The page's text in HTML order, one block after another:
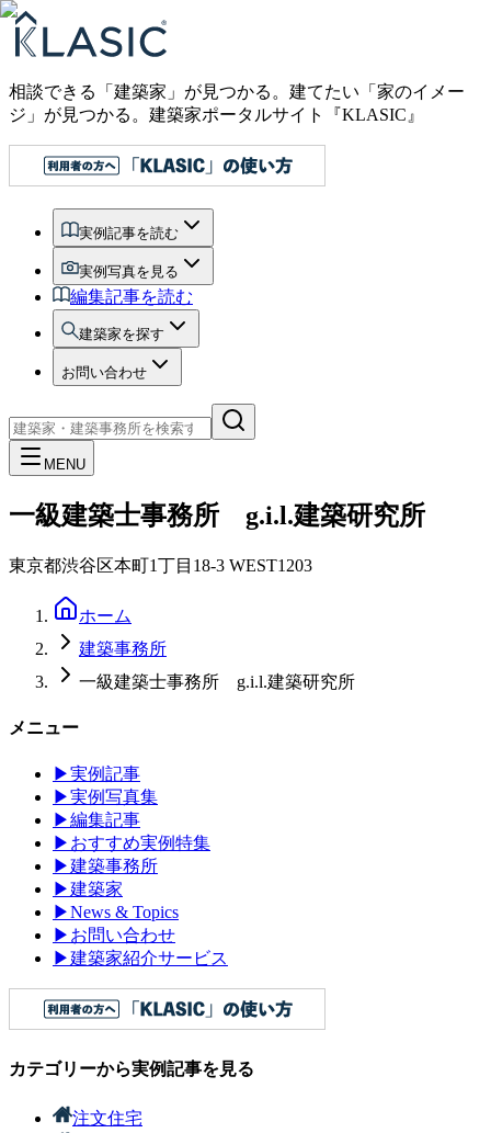
相談できる「建築家」が見つかる。建てたい「家のイメー
ジ」が見つかる。 建築家ポータルサイト『KLASIC』
実例記事を読む
実例写真を見る
編集記事を読む
建築家を探す
お問い合わせ
MENU
一級建築士事務所 g.i.l.建築研究所
東京都渋谷区本町1丁目18-3 WEST1203
ホーム
建築事務所
一級建築士事務所 g.i.l.建築研究所
メニュー
▶実例記事
▶実例写真集
▶編集記事
▶ おすすめ実例特集
▶建築事務所
▶建築家
▶News & Topics
▶ お問い合わせ
▶建築家紹介サービス
カテゴリーから実例記事を見る
注文住宅